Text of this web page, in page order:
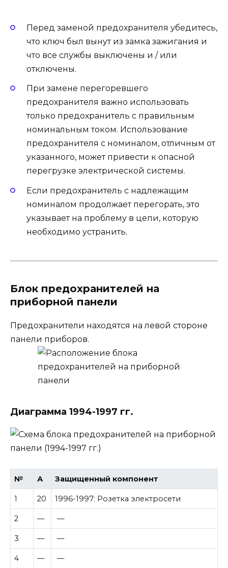
Перед заменой предохранителя убедитесь,
что ключ был вынут из замка зажигания и
что все службы выключены и / или
отключены.
При замене перегоревшего
предохранителя важно использовать
только предохранитель с правильным
номинальным током. Использование
предохранителя с номиналом, отличным от
указанного, может привести к опасной
перегрузке электрической системы.
Если предохранитель с надлежащим
номиналом продолжает перегорать, это
указывает на проблему в цепи, которую
необходимо устранить.
Блок предохранителей на
приборной панели
Предохранители находятся на левой стороне
панели приборов.
Диаграмма 1994-1997 гг.
№ А Защищенный компонент
1 20 1996-1997: Розетка электросети
2 — —
3 — —
4 — —